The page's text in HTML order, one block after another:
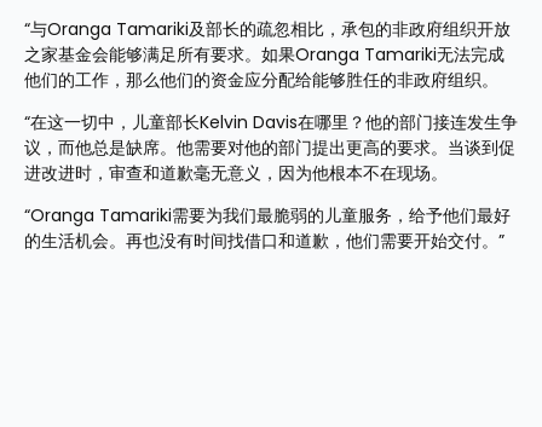
“与Oranga Tamariki及部长的疏忽相比，承包的非政府组织开放
之家基金会能够满足所有要求。如果Oranga Tamariki无法完成
他们的工作，那么他们的资金应分配给能够胜任的非政府组织。
“在这一切中，儿童部长Kelvin Davis在哪里？他的部门接连发生争
议，而他总是缺席。他需要对他的部门提出更高的要求。当谈到促
进改进时，审查和道歉毫无意义，因为他根本不在现场。
“Oranga Tamariki需要为我们最脆弱的儿童服务，给予他们最好
的生活机会。再也没有时间找借口和道歉，他们需要开始交付。”